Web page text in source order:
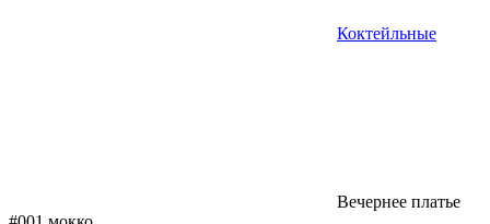
Коктейльные
Вечернее платье